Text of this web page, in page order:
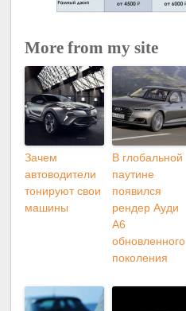
More from my site
Зачем
автоводители
тонируют свои
машины
В глобальной
паутине
появился
рендер Ауди
A6
обновленного
поколения